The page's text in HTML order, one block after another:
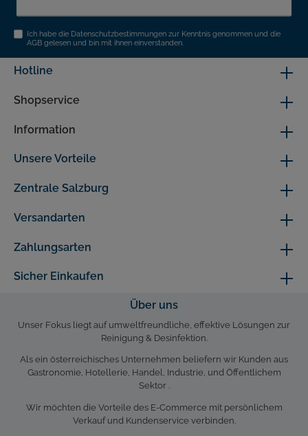
Ich habe die Datenschutzbestimmungen zur Kenntnis genommen und die
AGB gelesen und bin mit ihnen einverstanden.
Hotline
Shopservice
Information
Unsere Vorteile
Versandarten
Zahlungsarten
Zentrale Salzburg
Sicher Einkaufen
Über uns
Unser Fokus liegt auf umweltfreundliche, effektive Lösungen zur
Reinigung & Desinfektion.
Als ein österreichisches Unternehmen beliefern wir Kunden aus
Gastronomie, Hotellerie, Handel, Industrie, und Öffentlichem
Sektor .
Wir möchten die Vorteile des E-Commerce mit persönlichem
Verkauf und Kundenservice verbinden.